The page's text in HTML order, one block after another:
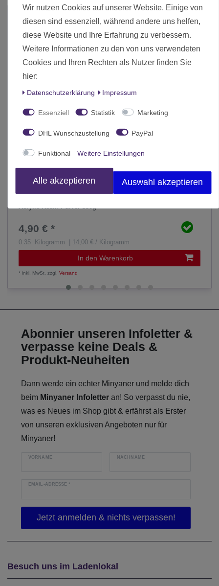
Acrylic Resin Pulver 350g
4,90 € *
0.35 Kilogramm | 14,00 € / Kilogramm
In den Warenkorb
*inkl. MwSt. zzgl.Versand
Abonnier unseren Infoletter &
verpasse keine Deals &
Produkt-Neuheiten
Dann werde ein echter Minyaner und melde dich
beim Minyaner Infoletter an! So verpasst du nie,
was es Neues im Shop gibt & erfährst als Erster
von unseren exklusiven Angeboten nur für
Minyaner!
VORNAME NACHNAME
EMAIL-ADRESSE*
Besuch uns im Ladenlokal
Wir nutzen Cookies auf unserer Website. Einige von
diesen sind essenziell, während andere uns helfen,
diese Website und Ihre Erfahrung zu verbessern.
Weitere Informationen zu den von uns verwendeten
Cookies und Ihren Rechten als Nutzer finden Sie
hier:
Daten­schutz­erklärung Impressum
Essenziell Statistik Marketing
DHL Wunschzustellung PayPal
Funktional Weitere Einstellungen
Alle akzeptieren Auswahl akzeptieren